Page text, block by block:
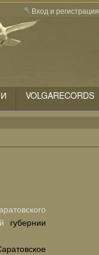
Вход и регистрация
VOLGARECORDS
губернии